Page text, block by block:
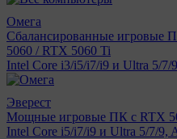
Омега
Сбалансированные игровые
5060 / RTX 5060 Ti
Intel Core i3/i5/i7/i9 и Ultra 5/7/
Эверест
Мощные игровые ПК с RTX
Intel Core i5/i7/i9 и Ultra 5/7/9,